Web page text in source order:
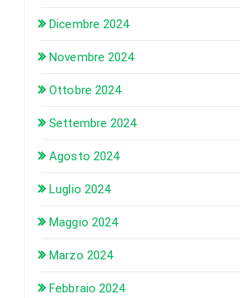
Dicembre 2024
Novembre 2024
Ottobre 2024
Settembre 2024
Agosto 2024
Luglio 2024
Maggio 2024
Marzo 2024
Febbraio 2024